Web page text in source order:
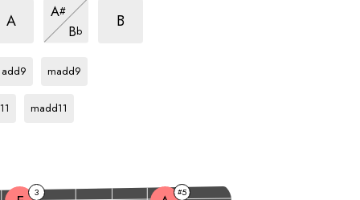
A
A#
arpège
Bb
aug
B
Db
add9
madd9
madd11
3 #5